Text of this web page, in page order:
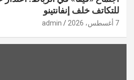
للتكاتف خلف إنفانتينو
7 أغسطس، 2026 admin